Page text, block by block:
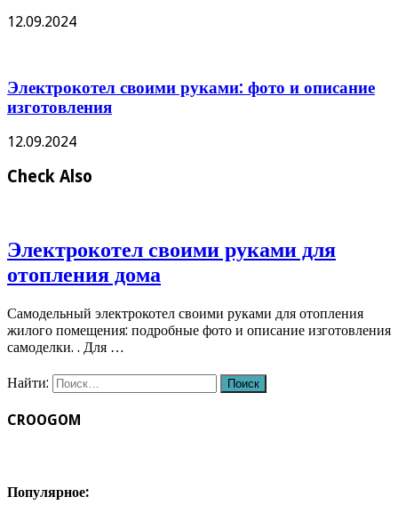
12.09.2024
Электрокотел своими руками: фото и описание
изготовления
12.09.2024
Check Also
Электрокотел своими руками для
отопления дома
Самодельный электрокотел своими руками для отопления
жилого помещения: подробные фото и описание изготовления
самоделки. . Для …
Найти:
CROOGOM
Популярное: